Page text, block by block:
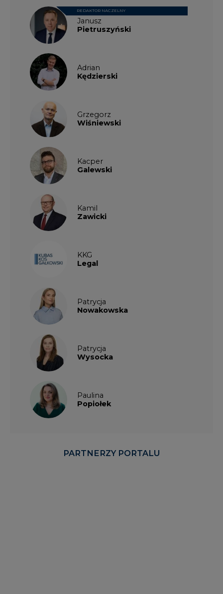
Janusz
Pietruszyński
REDAKTOR NACZELNY
Adrian
Kędzierski
Grzegorz
Wiśniewski
Kacper
Galewski
Kamil
Zawicki
KKG
Legal
Patrycja
Nowakowska
Patrycja
Wysocka
Paulina
Popiołek
PARTNERZY PORTALU